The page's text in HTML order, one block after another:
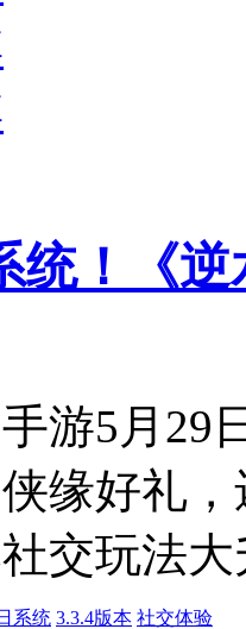
统！《
手游5月
缘好礼
交玩法
系统 3.3.4版本 社交体验